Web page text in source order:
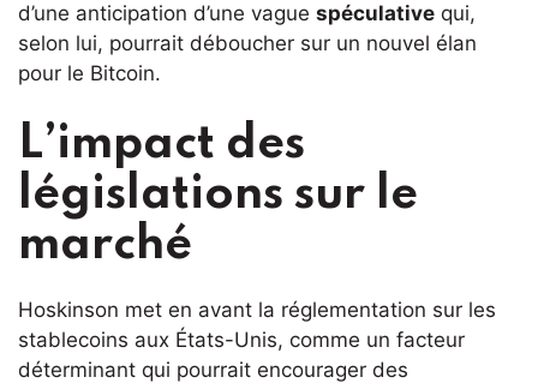
d’une anticipation d’une vague spéculative qui,
selon lui, pourrait déboucher sur un nouvel élan
pour le Bitcoin.
L’impact des
législations sur le
marché
Hoskinson met en avant la réglementation sur les
stablecoins aux États-Unis, comme un facteur
déterminant qui pourrait encourager des